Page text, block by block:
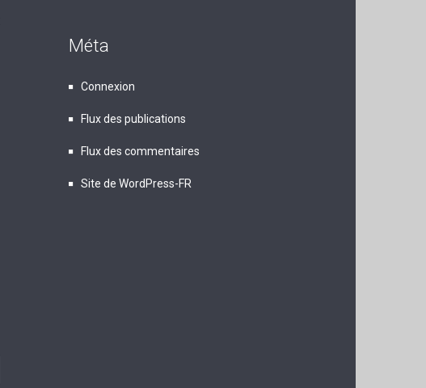
Méta
Connexion
Flux des publications
Flux des commentaires
Site de WordPress-FR